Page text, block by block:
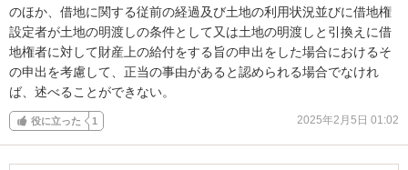
のほか、借地に関する従前の経過及び土地の利用状況並びに借地権
設定者が土地の明渡しの条件として又は土地の明渡しと引換えに借
地権者に対して財産上の給付をする旨の申出をした場合におけるそ
の申出を考慮して、正当の事由があると認められる場合でなけれ
ば、述べることができない。
役に立った 1 2025年2月5日 01:02